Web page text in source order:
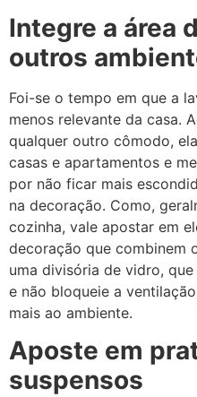
Integre a área
outros
Foi-se o tempo em que a
menos relevante da casa.
qualquer outro cômodo,
casas e apartamentos e
por não ficar mais
na decoração. Como,
cozinha, vale apostar em
decoração que combinem
uma divisória de vidro,
e não bloqueie a
mais ao ambiente.
Aposte em
suspensos